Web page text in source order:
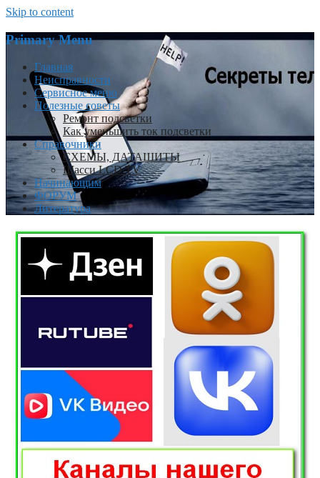
Skip to content
Primary Menu
Главная
Неисправности
Сервисное меню
Полезные советы
Ремонт подсветки
Как уменьшить ток подсветки
Справочники
СХЕМЫ, ДАТАШИТЫ
Шасси LCD TV
Начинающим
ФОРУМ
Литература